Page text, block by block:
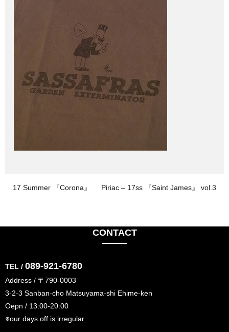
17 Summer 『Corona』 Piriac – 17ss 『Saint James』 vol.3
CONTACT
TEL / 089-921-6780
Address / 〒790-0003
3-2-3 Sanban-cho Matsuyama-shi Ehime-ken
Oepn / 13:00-20:00
※our days off is irregular